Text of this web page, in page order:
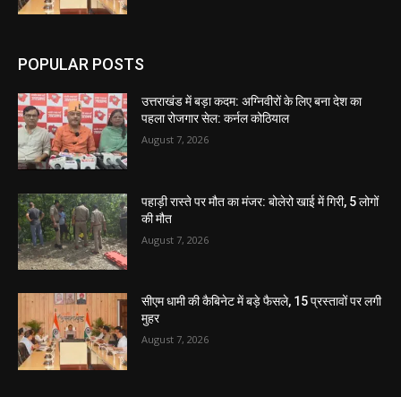
POPULAR POSTS
उत्तराखंड में बड़ा कदम: अग्निवीरों के लिए बना देश का
पहला रोजगार सेल: कर्नल कोठियाल
August 7, 2026
पहाड़ी रास्ते पर मौत का मंजर: बोलेरो खाई में गिरी, 5 लोगों
की मौत
August 7, 2026
सीएम धामी की कैबिनेट में बड़े फैसले, 15 प्रस्तावों पर लगी
मुहर
August 7, 2026